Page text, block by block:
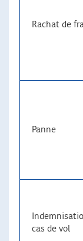
Rachat de
Panne
cas de vol